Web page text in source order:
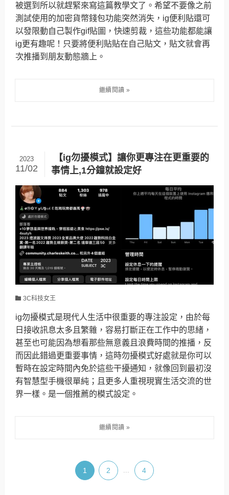
被選到所以就趕緊來寫這篇教學文了。希望不要像之前
測試使用的加密貨幣錢包功能突然消失，ig便利貼還可
以發限動自己製作gif貼圖，快速剪裁，這些功能都能讓
ig更有趣呢！只要將便利貼貼在自己貼文，貼文就會再
次推播到朋友動態牆上。
【ig勿擾模式】讓你更專注在更重要的
事情上,1分鐘就設定好
2023
11/02
3C科技女王
ig勿擾模式是現代人生活中很重要的專注設定，由於每
日接收訊息太多且繁雜，容易打斷正在工作中的思緒，
甚至也可能因為想看那些無意義且浪費時間的推播，反
而因此錯過更重要事情，這時勿擾模式好處就是你可以
暫時在設定時間內免於這些干擾通知，就像回到最初沒
有智慧型手機很單純；且更多人重視現實生活交流的世
界一樣。是一個推薦的模式設定。
1 2 4